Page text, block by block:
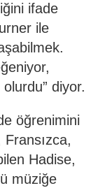
ifade
ile
diyor.
öğrenimini
Hadise,
müziğe